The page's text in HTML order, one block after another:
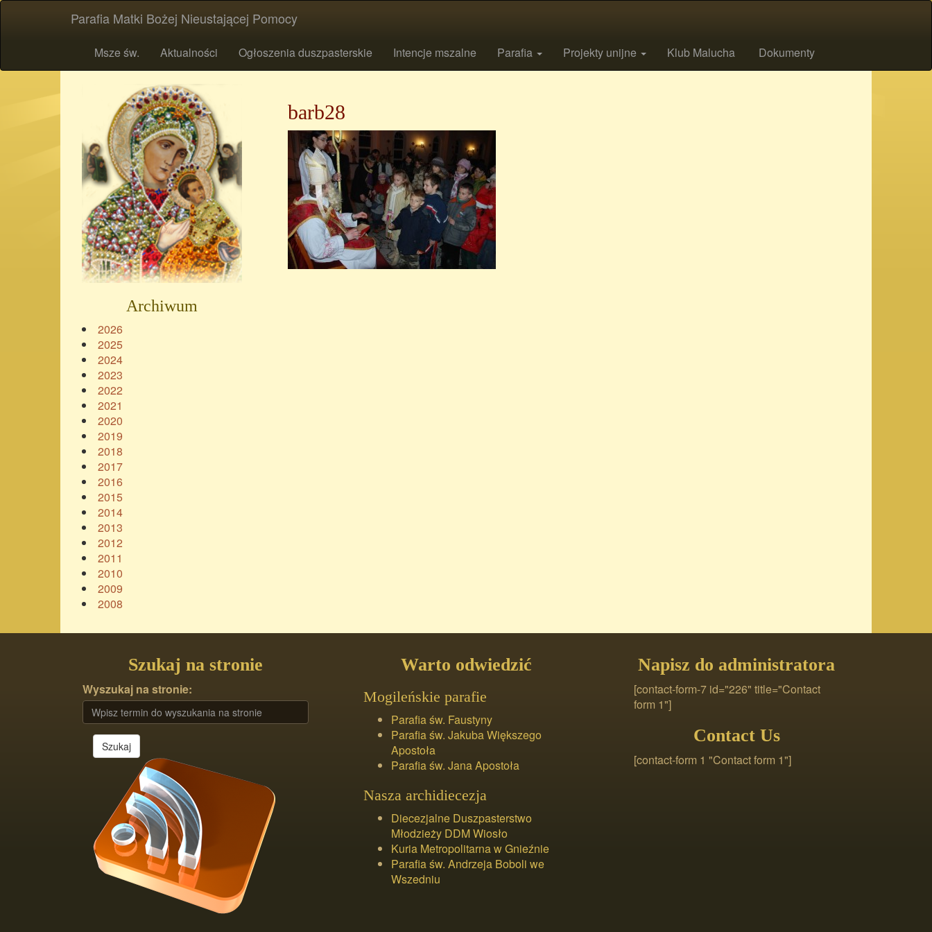
Parafia Matki Bożej Nieustającej Pomocy
Msze św. Aktualności Ogłoszenia duszpasterskie Intencje mszalne Parafia Projekty unijne Klub Malucha Dokumenty
barb28
Archiwum
2026
2025
2024
2023
2022
2021
2020
2019
2018
2017
2016
2015
2014
2013
2012
2011
2010
2009
2008
Szukaj na stronie
Wyszukaj na stronie:
Szukaj
Warto odwiedzić
Mogileńskie parafie
Parafia św. Faustyny
Parafia św. Jakuba Większego
Apostoła
Parafia św. Jana Apostoła
Nasza archidiecezja
Diecezjalne Duszpasterstwo
Młodzieży DDM Wiosło
Kuria Metropolitarna w Gnieźnie
Parafia św. Andrzeja Boboli we
Wszedniu
Napisz do administratora
[contact-form-7 id="226" title="Contact
form 1"]
Contact Us
[contact-form 1 "Contact form 1"]